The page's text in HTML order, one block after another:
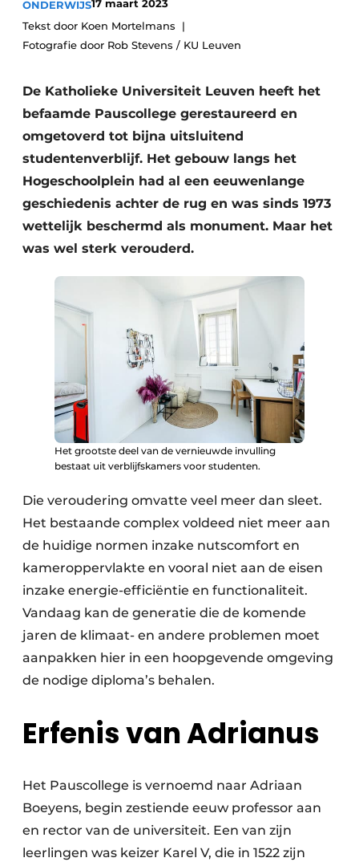
Vacatures
Aanmelden
Bedrijven
Contact
Akoestiek
Brandveiligheid
BIM
Evenementen
Dak & Gevel
Houtbouw
Interieurarchitectuur
Renovatie
Software
Toegangscontrole
Veiligheid & Opleiding
Zonwering
ONDERWIJS17 maart 2023
Tekst door Koen Mortelmans
Fotografie door Rob Stevens / KU Leuven
De Katholieke Universiteit Leuven heeft het
befaamde Pauscollege gerestaureerd en
omgetoverd tot bijna uitsluitend
studentenverblijf. Het gebouw langs het
Hogeschoolplein had al een eeuwenlange
geschiedenis achter de rug en was sinds 1973
wettelijk beschermd als monument. Maar het
was wel sterk verouderd.
Het grootste deel van de vernieuwde invulling
bestaat uit verblijfskamers voor studenten.
Die veroudering omvatte veel meer dan sleet.
Het bestaande complex voldeed niet meer aan
de huidige normen inzake nutscomfort en
kameroppervlakte en vooral niet aan de eisen
inzake energie-efficiëntie en functionaliteit.
Vandaag kan de generatie die de komende
jaren de klimaat- en andere problemen moet
aanpakken hier in een hoopgevende omgeving
de nodige diploma’s behalen.
Erfenis van Adrianus
Het Pauscollege is vernoemd naar Adriaan
Boeyens, begin zestiende eeuw professor aan
en rector van de universiteit. Een van zijn
leerlingen was keizer Karel V, die in 1522 zijn